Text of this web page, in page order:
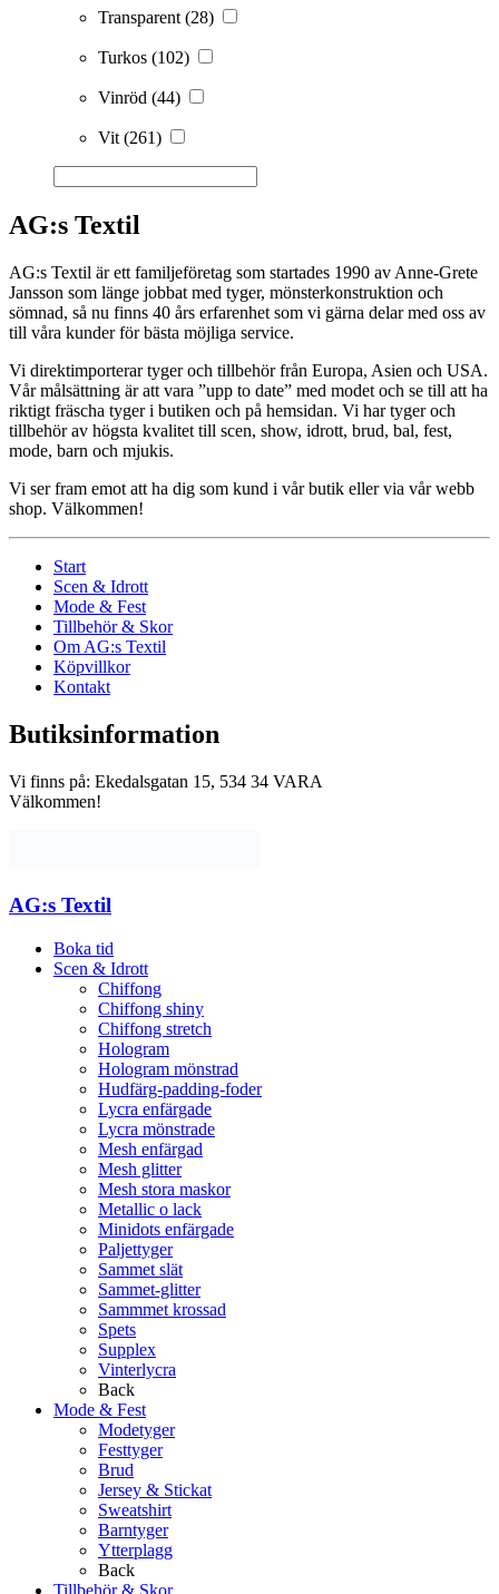
Transparent (28)
Turkos (102)
Vinröd (44)
Vit (261)
AG:s Textil
AG:s Textil är ett familjeföretag som startades 1990 av Anne-Grete
Jansson som länge jobbat med tyger, mönsterkonstruktion och
sömnad, så nu finns 40 års erfarenhet som vi gärna delar med oss av
till våra kunder för bästa möjliga service.
Vi direktimporterar tyger och tillbehör från Europa, Asien och USA.
Vår målsättning är att vara ”upp to date” med modet och se till att ha
riktigt fräscha tyger i butiken och på hemsidan. Vi har tyger och
tillbehör av högsta kvalitet till scen, show, idrott, brud, bal, fest,
mode, barn och mjukis.
Vi ser fram emot att ha dig som kund i vår butik eller via vår webb
shop. Välkommen!
Start
Scen & Idrott
Mode & Fest
Tillbehör & Skor
Om AG:s Textil
Köpvillkor
Kontakt
Butiksinformation
Vi finns på: Ekedalsgatan 15, 534 34 VARA
Välkommen!
AG:s Textil
Boka tid
Scen & Idrott
Chiffong
Chiffong shiny
Chiffong stretch
Hologram
Hologram mönstrad
Hudfärg-padding-foder
Lycra enfärgade
Lycra mönstrade
Mesh enfärgad
Mesh glitter
Mesh stora maskor
Metallic o lack
Minidots enfärgade
Paljettyger
Sammet slät
Sammet-glitter
Sammmet krossad
Spets
Supplex
Vinterlycra
Back
Mode & Fest
Modetyger
Festtyger
Brud
Jersey & Stickat
Sweatshirt
Barntyger
Ytterplagg
Back
Tillbehör & Skor